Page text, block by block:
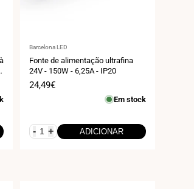
Fornecedor:
Barcelona LED
Fonte de alimentação ultrafina
24V - 150W - 6,25A - IP20
Preço
24,49€
Em stock
- + ADICIONAR